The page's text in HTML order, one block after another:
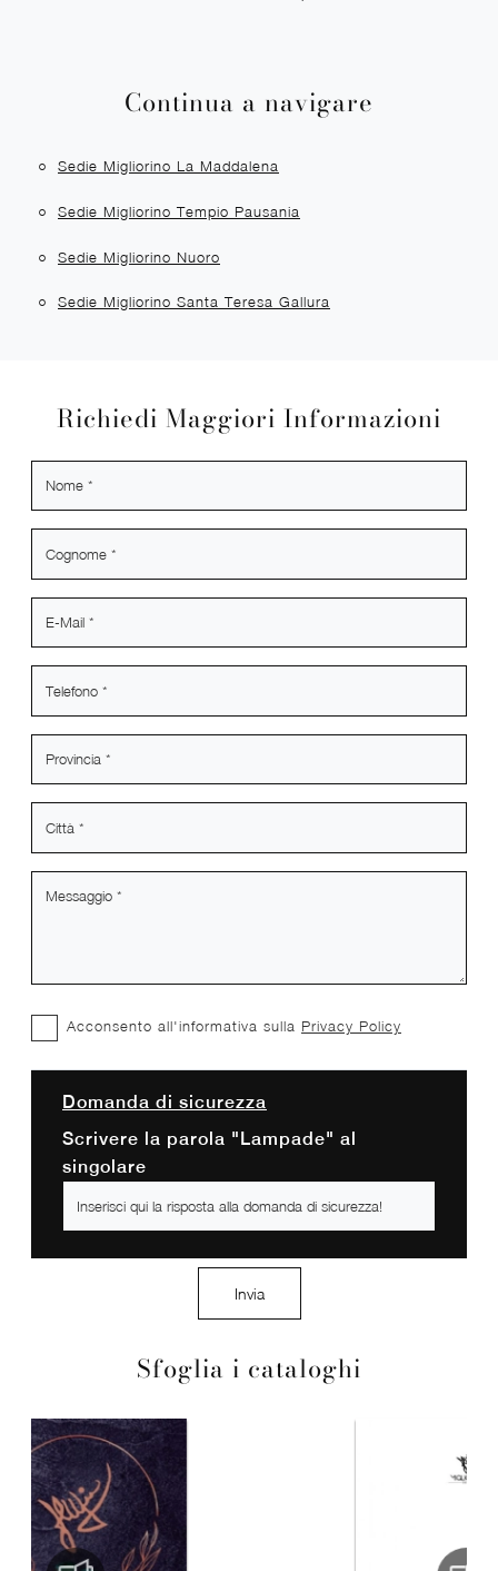
Continua a navigare
Sedie Migliorino La Maddalena
Sedie Migliorino Tempio Pausania
Sedie Migliorino Nuoro
Sedie Migliorino Santa Teresa Gallura
Sfoglia i cataloghi
Richiedi Maggiori Informazioni
Acconsento all'informativa sulla Privacy Policy
Domanda di sicurezza
Scrivere la parola "Lampade" al
singolare
Invia